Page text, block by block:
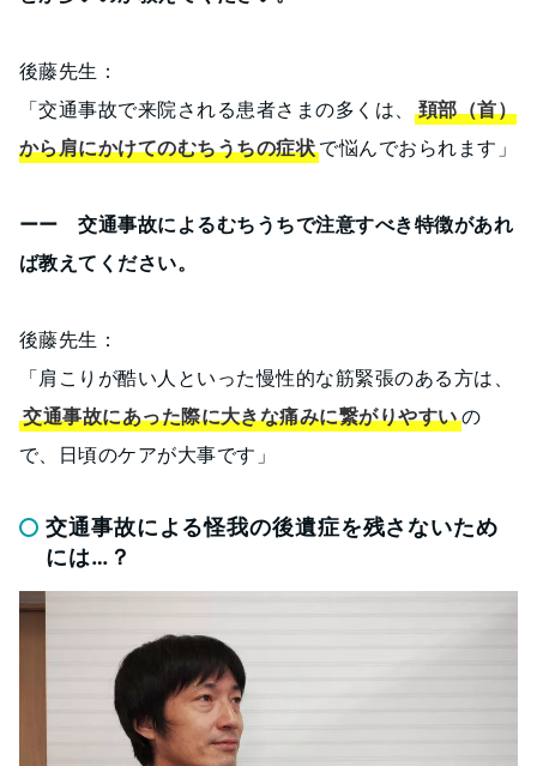
後藤先生：
「交通事故で来院される患者さまの多くは、
頚部（首）
から肩にかけてのむちうちの症状で悩んでおられます」
ーー 交通事故によるむちうちで注意すべき特徴があれ
ば教えてください。
後藤先生：
「肩こりが酷い人といった慢性的な筋緊張のある方は、
交通事故にあった際に大きな痛みに繋がりやすいの
で、日頃のケアが大事です」
交通事故による怪我の後遺症を残さないため
には…？